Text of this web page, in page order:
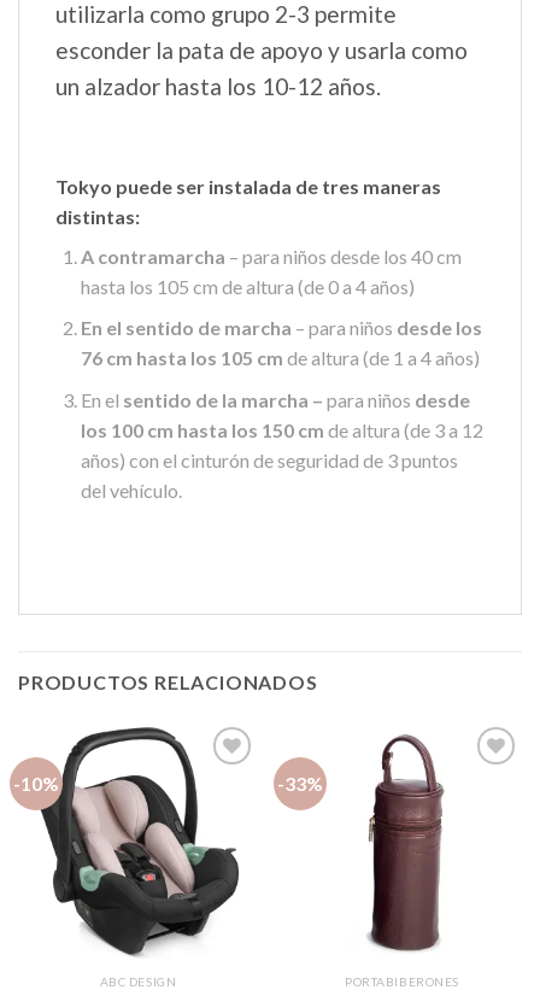
utilizarla como grupo 2-3 permite
esconder la pata de apoyo y usarla como
un alzador hasta los 10-12 años.
Tokyo puede ser instalada de tres maneras
distintas:
A contramarcha – para niños desde los 40 cm
hasta los 105 cm de altura (de 0 a 4 años)
En el sentido de marcha – para niños desde los
76 cm hasta los 105 cm de altura (de 1 a 4 años)
En el sentido de la marcha – para niños desde
los 100 cm hasta los 150 cm de altura (de 3 a 12
años) con el cinturón de seguridad de 3 puntos
del vehículo.
PRODUCTOS RELACIONADOS
-10%
lista de
deseos
ABC DESIGN
-33%
PORTABIBERONES